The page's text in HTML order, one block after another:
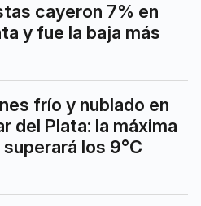
cayeron 7% en
y fue la baja más
frío y nublado en
del Plata: la máxima
superará los 9°C